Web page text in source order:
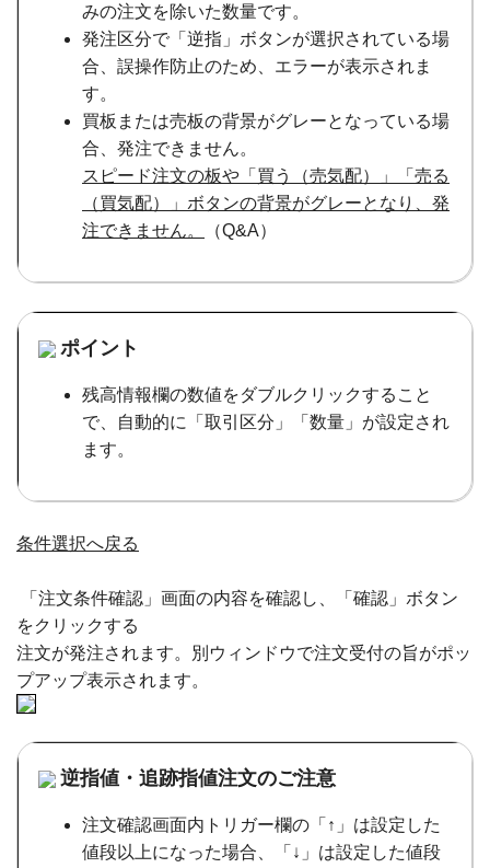
みの注文を除いた数量です。
発注区分で「逆指」ボタンが選択されている場
合、誤操作防止のため、エラーが表示されま
す。
買板または売板の背景がグレーとなっている場
合、発注できません。
スピード注文の板や「買う（売気配）」「売る
（買気配）」ボタンの背景がグレーとなり、発
注できません。
（Q&A）
ポイント
残高情報欄の数値をダブルクリックすること
で、自動的に「取引区分」「数量」が設定され
ます。
条件選択へ戻る
「注文条件確認」画面の内容を確認し、「確認」ボタン
をクリックする
注文が発注されます。別ウィンドウで注文受付の旨がポッ
プアップ表示されます。
逆指値・追跡指値注文のご注意
注文確認画面内トリガー欄の「↑」は設定した
値段以上になった場合、「↓」は設定した値段